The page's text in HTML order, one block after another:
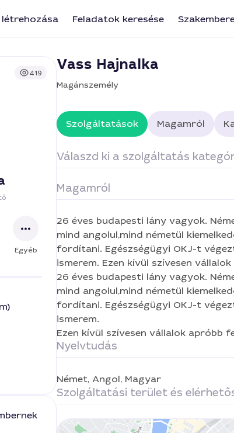
Feladatok keresése
419
Egyéb
Vass Hajnalka
Magánszemély
Szolgáltatások Magamról
Válaszd ki a szolgáltatás
Biciklis futár
Internetes kutatás, adatgyűjtés
Prezentáció készítése
Fordítás, tolmácsolás Kézimunka,
Felnőttképzések, továbbképzések
Kertgondozás, kertfenntartás
Magamról
26 éves budapesti lány vagyok.
mind angolul,mind németül
fordítani. Egészségügyi OKJ-t
ismerem. Ezen kívül szívesen
26 éves budapesti lány vagyok.
mind angolul,mind németül
fordítani. Egészségügyi OKJ-t
ismerem.
Ezen kívül szívesen vállalok apróbb
Nyelvtudás
Német, Angol, Magyar
Szolgáltatási terület és